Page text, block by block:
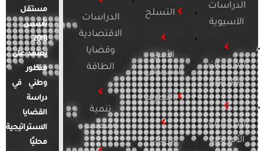
الدراسات
الآسيوية
الدراسات
الأفريقية
الدراسات
الأمريكية
التسلح
الأمن
السيبراني
التطرف
الإرهاب
الدراسات
الاقتصادية
وقضايا
الطاقة
تنمية
ومجتمع
مستقل
تأسس
2018.
يعتمد على
منظور
وطني في
دراسة
القضايا
الاستراتيجية
محليًا